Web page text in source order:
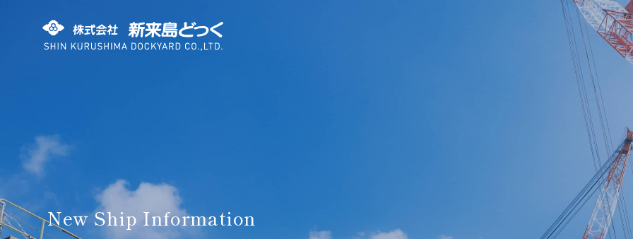
株式会社 新来島どっく
New Ship Information